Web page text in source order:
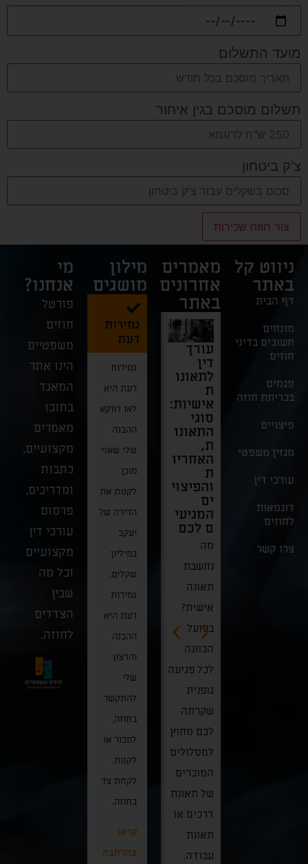
מועד התשלום
תשלום מוסכם בגין איחור
צ'ק ביטחון
צור חוזה שכירות
ניווט קל
באתר
דף הבית
מונחים
חשובים בדיני
חוזים
פגמים
בכריתת חוזה
פיצויים
מגזין משפטי
עורכי דין
דוגמאות
לחוזים
צרו קשר
מאמרים
אחרונים
באתר
עורך
דין
לתאונו
ת
אישיות:
סוגי
התאונו
ת,
האחריו
ת
והפיצוי
ים
המגיעי
ם לכם
מה
נחשבת
תאונה
אישית?
בפועל
הכוונה
לכל פגיעה
גופנית
שקרתה
לכם מחוץ
למסלולים
המוכרים
של תאונת
דרכים או
תאונת
עבודה.
דרמה
בבית
המשפט
העליון
בוטלה
תביעת
הענק
הייצוגי
ת נגד
"קליניק
כרמל"
דרמה
משפטית
רחבת
היקף
הגיעה
לסיומה
בין כותלי
המשפט
העליון,
בשורה
התחתונה
המהווה
ניצחון
לחברת
בצל
האסון:
הייצוג
הפלילי
עבודה
קטלניות
באתרי
בנייה
ברגעים
כאשר
כוחות
ההצלה,
המשטרה
ופקחי
חוק
מזון
– כל
המזון
טבעוני"
מילון
מושגים
גמירות
דעת
גמירות
דעת היא
לאו דווקא
ההבנה
שלי שאני
מוכן
לקנות את
הדירה של
יעקב
במיליון
שקלים,
גמירות
דעת היא
ההבנה
והרצון
שלי
להתקשר
בחוזה,
למכור או
לקנות,
לקחת צד
בחוזה.
קראו
בהרחבה
מי
אנחנו?
פורטל
חוזים
משפטיים
הינו אתר
המאגד
בתוכו
מאמרים
מקצועיים,
כתבות
ומדריכים,
פרסום
עורכי דין
מקצועיים
וכל מה
שבין
הצדדים
לחוזה.